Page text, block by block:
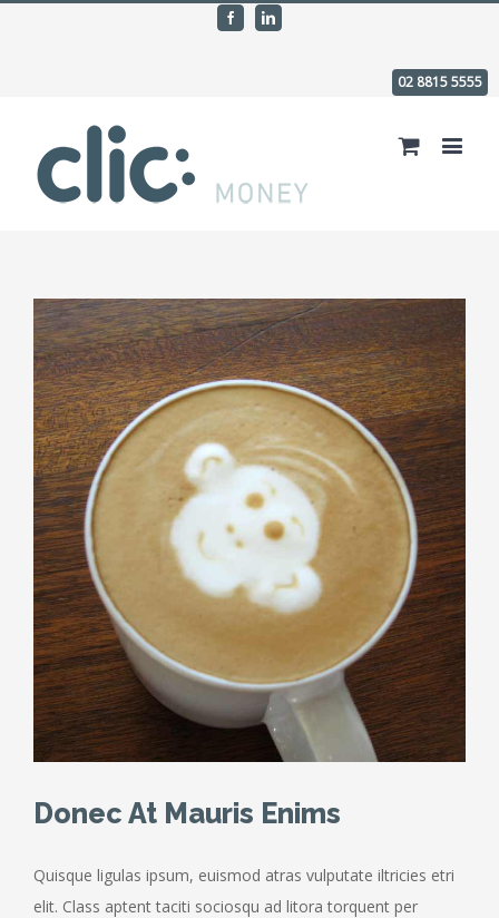
FacebookLinkedin
02 8815 5555
Donec At Mauris Enims
Quisque ligulas ipsum, euismod atras vulputate iltricies etri
elit. Class aptent taciti sociosqu ad litora torquent per